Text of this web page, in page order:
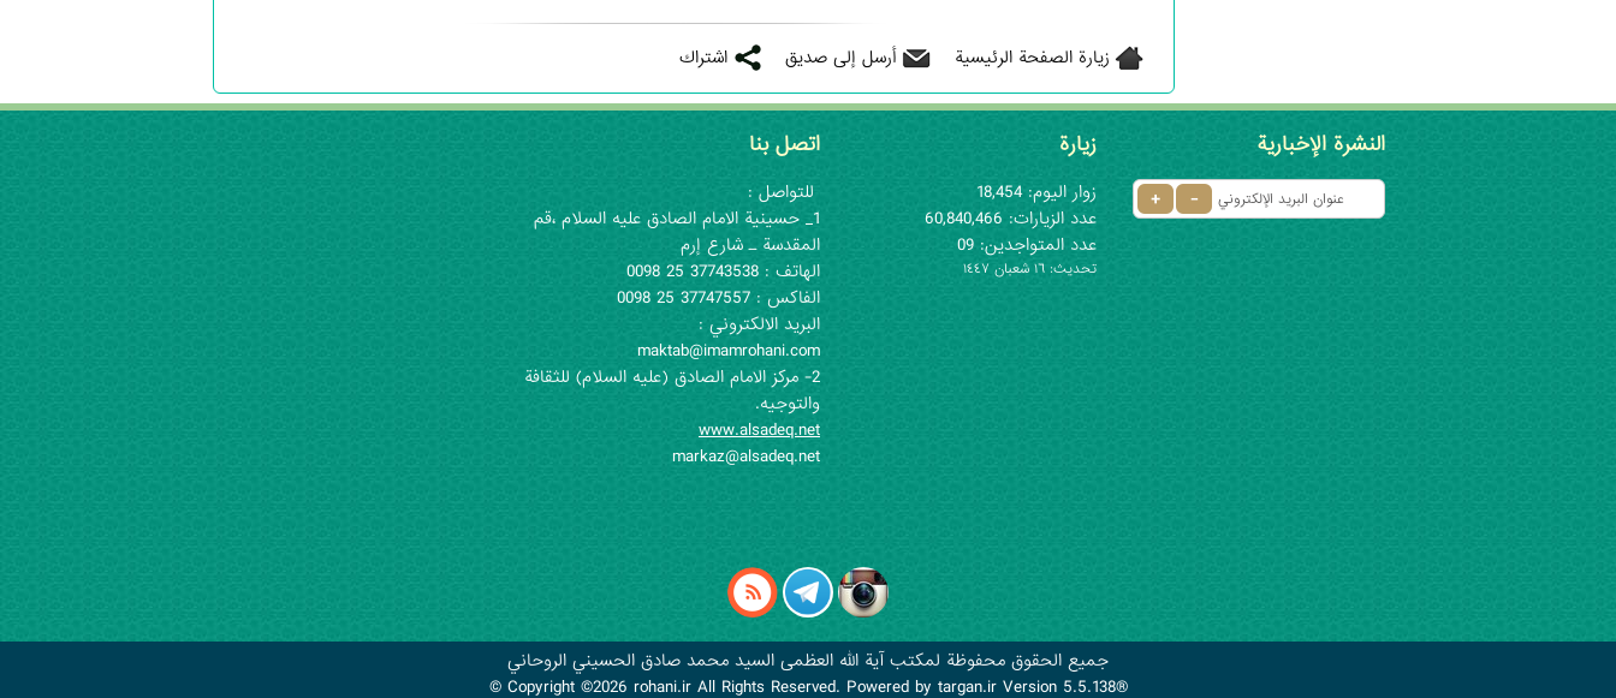
زيارة الصفحة الرئيسية أرسل إلى صديق اشتراك
النشرة الإخبارية زيارة
زوار اليوم: 18,454
عدد الزيارات: 60,840,466
عدد المتواجدين: 09
تحديث: ١٦ شعبان ١٤٤٧
اتصل بنا
للتواصل :
1_ حسينية الامام الصادق عليه السلام ،قم
المقدسة ـ شارع إرم
الهاتف : 37743538 25 0098
الفاكس : 37747557 25 0098
البريد الالكتروني :
maktab@imamrohani.com
2- مركز الامام الصادق (علیه السلام) للثقافة
والتوجيه.
www.alsadeq.net
markaz@alsadeq.net
جميع الحقوق محفوظة لمكتب آية الله العظمى السید محمد صادق الحسیني الروحاني
© Copyright ©2026 rohani.irAll Rights Reserved. Powered by targan.irVersion 5.5.138®